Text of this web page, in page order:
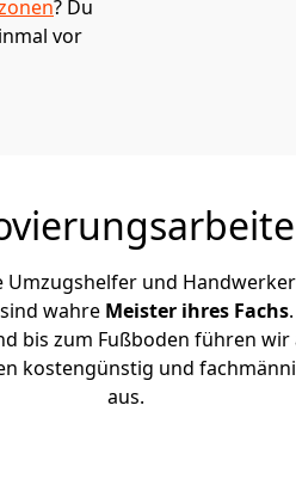
? Du
vor
Umzugshelfer und
wahre Meister ihres Fachs
bis zum Fußboden führen wir
kostengünstig und
aus.